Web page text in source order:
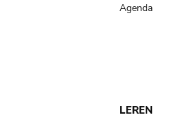
Agenda
LEREN